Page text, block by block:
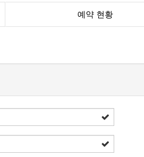
예약 현황